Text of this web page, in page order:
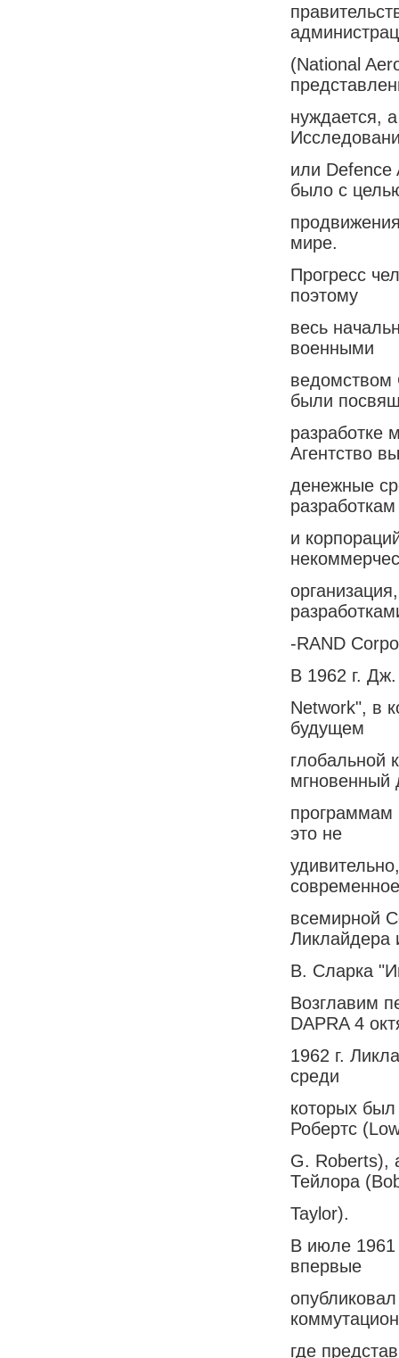
(National
нуждается,
или Defence
было с
мире.
Прогресс
поэтому
весь
военными
ведомством
были
разработке
Агентство
денежные
и
-RAND
В 1962 г.
Network", в
будущем
мгновенный
программам
это не
всемирной
Ликлайдера
В. Сларка
Возглавим
DAPRA 4
1962 г.
среди
которых
Робертс
G. Roberts),
Тейлора
Taylor).
В июле 1961
впервые
где